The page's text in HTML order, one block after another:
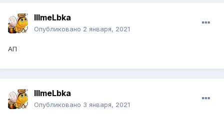
IIImeLbka
Опубликовано 2 января, 2021
АП
IIImeLbka
Опубликовано 3 января, 2021